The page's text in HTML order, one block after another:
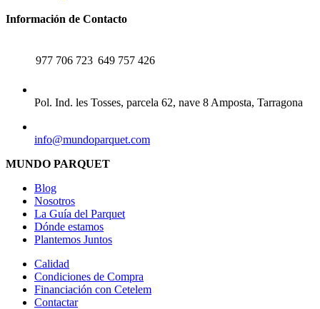
Información de Contacto
977 706 723 649 757 426
Pol. Ind. les Tosses, parcela 62, nave 8 Amposta, Tarragona
info@mundoparquet.com
MUNDO PARQUET
Blog
Nosotros
La Guía del Parquet
Dónde estamos
Plantemos Juntos
Calidad
Condiciones de Compra
Financiación con Cetelem
Contactar